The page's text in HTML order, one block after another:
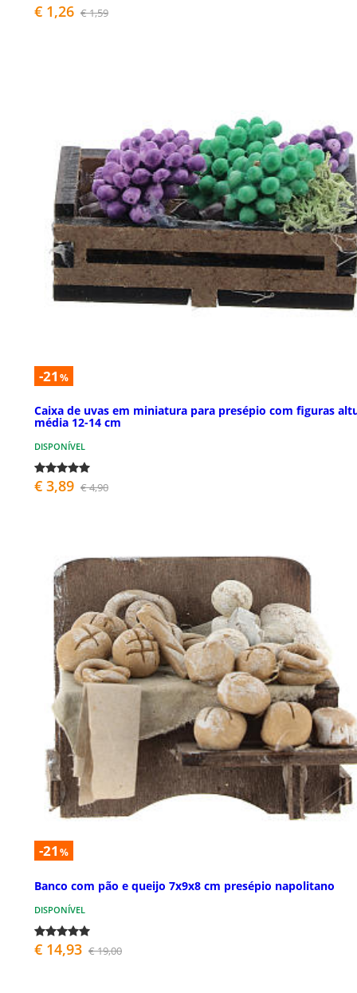
€ 1,26 € 1,59
-21 %
Caixa de uvas em miniatura para presépio com figuras
média 12-14 cm
DISPONÍVEL
€ 3,89 € 4,90
-21 %
Banco com pão e queijo 7x9x8 cm presépio napolitano
DISPONÍVEL
€ 14,93 € 19,00